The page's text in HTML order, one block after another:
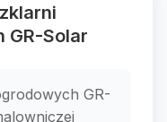
GR-Solar
GR-